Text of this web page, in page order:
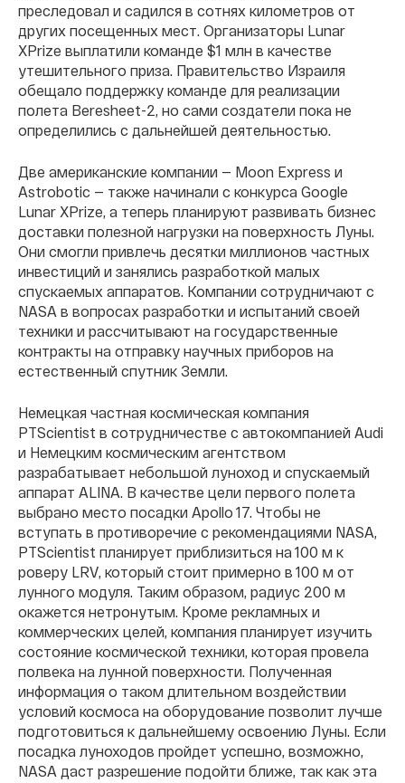
преследовал и садился в сотнях километров от
других посещенных мест. Организаторы Lunar
XPrize выплатили команде $1 млн в качестве
утешительного приза. Правительство Израиля
обещало поддержку команде для реализации
полета Beresheet-2, но сами создатели пока не
определились с дальнейшей деятельностью.
Две американские компании — Moon Express и
Astrobotic — также начинали с конкурса Google
Lunar XPrize, а теперь планируют развивать бизнес
доставки полезной нагрузки на поверхность Луны.
Они смогли привлечь десятки миллионов частных
инвестиций и занялись разработкой малых
спускаемых аппаратов. Компании сотрудничают с
NASA в вопросах разработки и испытаний своей
техники и рассчитывают на государственные
контракты на отправку научных приборов на
естественный спутник Земли.
Немецкая частная космическая компания
PTScientist в сотрудничестве с автокомпанией Audi
и Немецким космическим агентством
разрабатывает небольшой луноход и спускаемый
аппарат ALINA. В качестве цели первого полета
выбрано место посадки Apollo 17. Чтобы не
вступать в противоречие с рекомендациями NASA,
PTScientist планирует приблизиться на 100 м к
роверу LRV, который стоит примерно в 100 м от
лунного модуля. Таким образом, радиус 200 м
окажется нетронутым. Кроме рекламных и
коммерческих целей, компания планирует изучить
состояние космической техники, которая провела
полвека на лунной поверхности. Полученная
информация о таком длительном воздействии
условий космоса на оборудование позволит лучше
подготовиться к дальнейшему освоению Луны. Если
посадка луноходов пройдет успешно, возможно,
NASA даст разрешение подойти ближе, так как эта